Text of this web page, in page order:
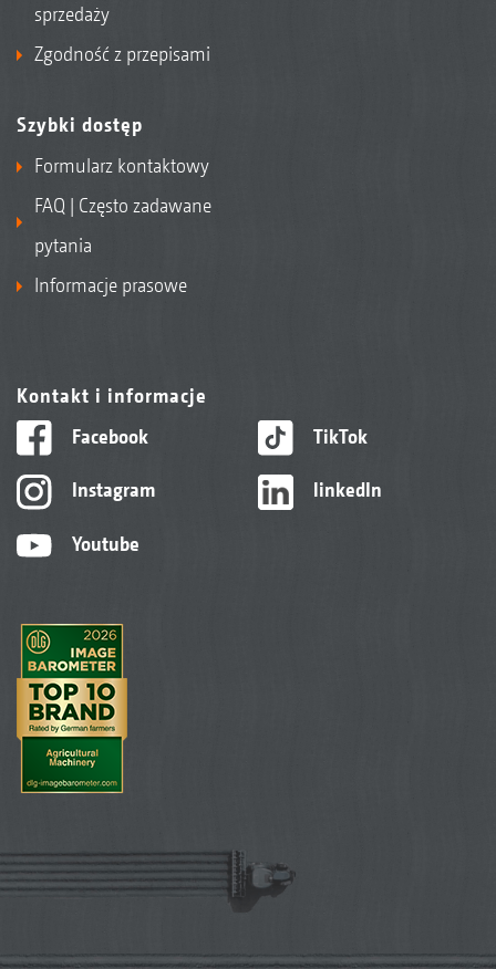
sprzedaży
Zgodność z przepisami
Szybki dostęp
Formularz kontaktowy
FAQ | Często zadawane
pytania
Informacje prasowe
Kontakt i informacje
Facebook
Instagram
Youtube
TikTok
linkedIn